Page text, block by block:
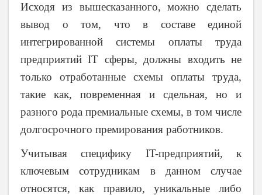
Исходя из вышесказанного, можно сделать
вывод о том, что в составе единой
интегрированной системы оплаты труда
предприятий IT сферы, должны входить не
только отработанные схемы оплаты труда,
такие как, повременная и сдельная, но и
разного рода премиальные схемы, в том числе
долгосрочного премирования работников.
Учитывая специфику IT-предприятий, к
ключевым сотрудникам в данном случае
относятся, как правило, уникальные либо